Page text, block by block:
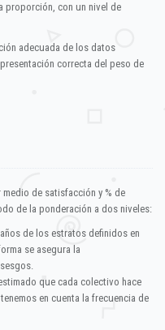
proporción, con un nivel de
adecuada de los datos
correcta del peso de
de satisfacción y % de
de la ponderación a dos niveles:
de los estratos definidos en
se asegura la
que cada colectivo hace
en cuenta la frecuencia de